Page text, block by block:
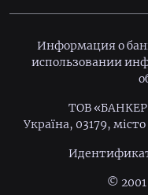
Информация о
использовании
ТОВ
Україна, 03179,
©